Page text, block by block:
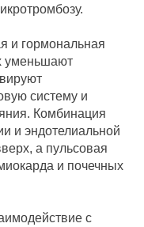
и гормональная
уменьшают
систему и
Комбинация
и эндотелиальной
а пульсовая
и почечных
с